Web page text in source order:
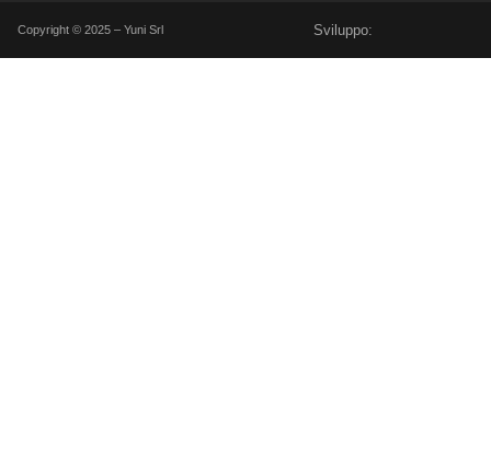
Copyright © 2025 – Yuni Srl Sviluppo: